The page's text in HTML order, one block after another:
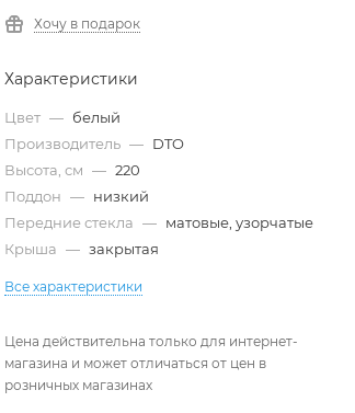
Хочу в подарок
Характеристики
Цвет — белый
Производитель — DTO
Высота, см — 220
Поддон — низкий
Передние стекла — матовые, узорчатые
Крыша — закрытая
Все характеристики
Цена действительна только для интернет-
магазина и может отличаться от цен в
розничных магазинах